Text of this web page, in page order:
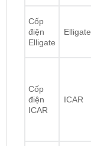
Cốp
điện
Elligate
Elligate
Cốp
điện
ICAR
ICAR